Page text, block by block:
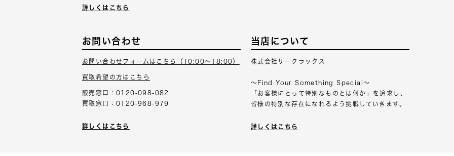
詳しくはこちら
お問い合わせ
お問い合わせフォームはこちら（10:00～18:00）
買取希望の方はこちら
販売窓口：0120-098-082
買取窓口：0120-968-979
詳しくはこちら
当店について
株式会社サークラックス
～Find Your Something Special～
「お客様にとって特別なものとは何か」を追求し、
皆様の特別な存在になれるよう挑戦していきます。
詳しくはこちら